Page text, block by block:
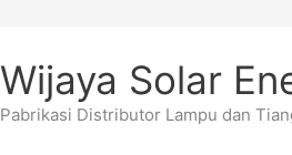
Wijaya Solar
Pabrikasi Distributor Lampu dan